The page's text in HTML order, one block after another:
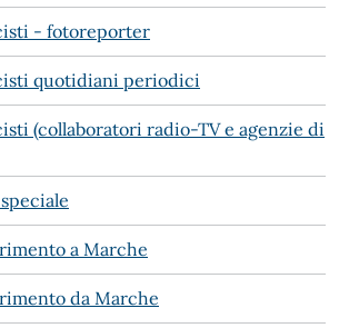
- fotoreporter
quotidiani periodici
(collaboratori radio-TV e agenzie di
a Marche
da Marche